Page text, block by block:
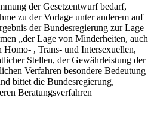
der Gesetzentwurf bedarf,
zu der Vorlage unter anderem auf
der Bundesregierung zur Lage
„der Lage von Minderheiten, auch
, Trans- und Intersexuellen,
Stellen, der Gewährleistung der
Verfahren besondere Bedeutung
bittet die Bundesregierung,
Beratungsverfahren